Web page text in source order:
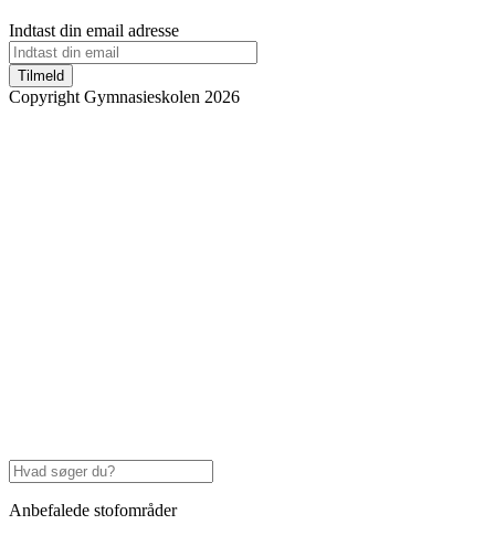
Indtast din email adresse
Tilmeld
Copyright Gymnasieskolen 2026
Anbefalede stofområder